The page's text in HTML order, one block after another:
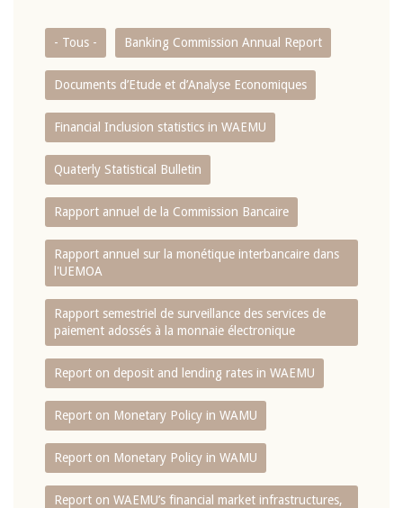
- Tous - Banking Commission Annual Report
Documents d’Etude et d’Analyse Economiques
Financial Inclusion statistics in WAEMU
Quaterly Statistical Bulletin
Rapport annuel de la Commission Bancaire
Rapport annuel sur la monétique interbancaire dans
l'UEMOA
Rapport semestriel de surveillance des services de
paiement adossés à la monnaie électronique
Report on deposit and lending rates in WAEMU
Report on Monetary Policy in WAMU
Report on Monetary Policy in WAMU
Report on WAEMU’s financial market infrastructures,